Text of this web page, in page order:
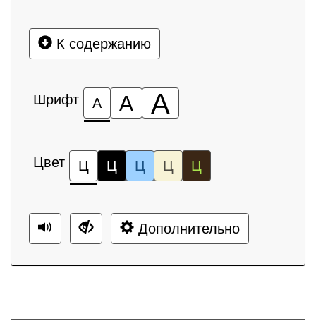
К содержанию
Шрифт А А А
Цвет Ц Ц Ц Ц Ц
Дополнительно